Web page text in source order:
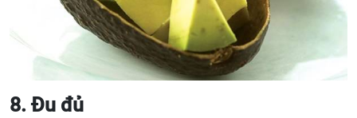
8. Đu đủ